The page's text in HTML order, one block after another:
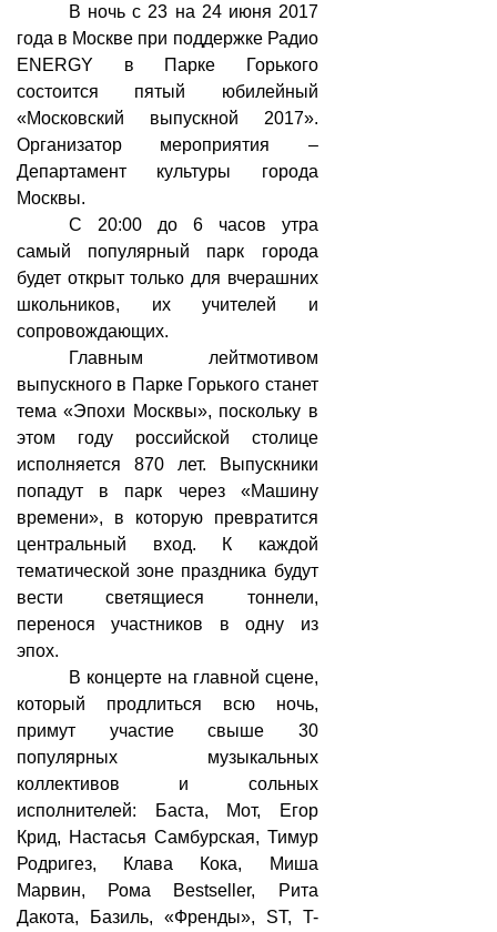
В ночь с 23 на 24 июня 2017
года в Москве при поддержке Радио
ENERGY в Парке Горького
состоится пятый юбилейный
«Московский выпускной 2017».
Организатор мероприятия –
Департамент культуры города
Москвы.
С 20:00 до 6 часов утра
самый популярный парк города
будет открыт только для вчерашних
школьников, их учителей и
сопровождающих.
Главным лейтмотивом
выпускного в Парке Горького станет
тема «Эпохи Москвы», поскольку в
этом году российской столице
исполняется 870 лет. Выпускники
попадут в парк через «Машину
времени», в которую превратится
центральный вход. К каждой
тематической зоне праздника будут
вести светящиеся тоннели,
перенося участников в одну из
эпох.
В концерте на главной сцене,
который продлиться всю ночь,
примут участие свыше 30
популярных музыкальных
коллективов и сольных
исполнителей: Баста, Мот, Егор
Крид, Настасья Самбурская, Тимур
Родригез, Клава Кока, Миша
Марвин, Рома Bestseller, Рита
Дакота, Базиль, «Френды», ST, T-